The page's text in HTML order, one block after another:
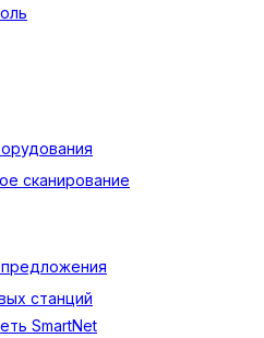
сканирование
станций
SmartNet